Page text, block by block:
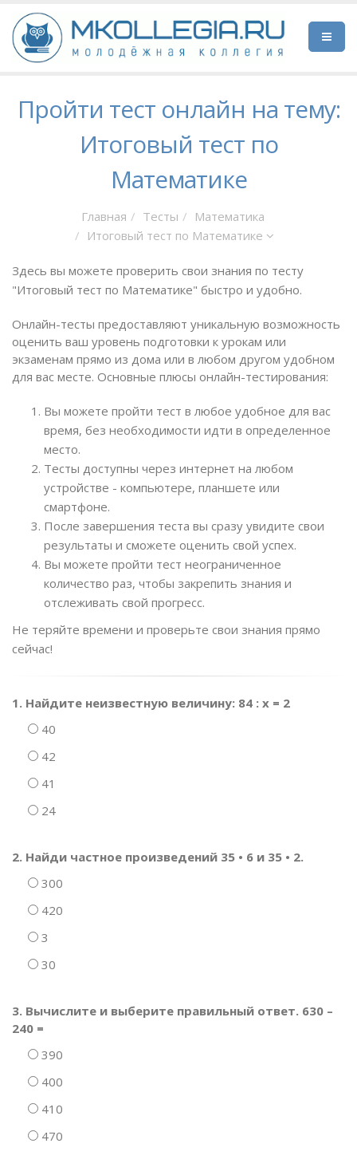
Пройти тест онлайн на тему:
Итоговый тест по
Математике
Главная Тесты
Математика
Итоговый тест по Математике
Здесь вы можете проверить свои знания по тесту
"Итоговый тест по Математике" быстро и удобно.
Онлайн-тесты предоставляют уникальную возможность
оценить ваш уровень подготовки к урокам или
экзаменам прямо из дома или в любом другом удобном
для вас месте. Основные плюсы онлайн-тестирования:
Вы можете пройти тест в любое удобное для вас
время, без необходимости идти в определенное
место.
Тесты доступны через интернет на любом
устройстве - компьютере, планшете или
смартфоне.
После завершения теста вы сразу увидите свои
результаты и сможете оценить свой успех.
Вы можете пройти тест неограниченное
количество раз, чтобы закрепить знания и
отслеживать свой прогресс.
Не теряйте времени и проверьте свои знания прямо
сейчас!
1. Найдите неизвестную величину: 84 : х = 2
40
42
41
24
2. Найди частное произведений 35 • 6 и 35 • 2.
300
420
3
30
3. Вычислите и выберите правильный ответ. 630 –
240 =
390
400
410
470